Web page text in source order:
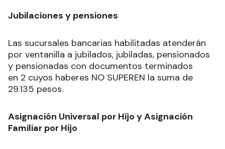
Jubilaciones y pensiones
Las sucursales bancarias habilitadas atenderán
por ventanilla a jubilados, jubiladas, pensionados
y pensionadas con documentos terminados
en 2 cuyos haberes NO SUPEREN la suma de
29.135 pesos.
Asignación Universal por Hijo y Asignación
Familiar por Hijo